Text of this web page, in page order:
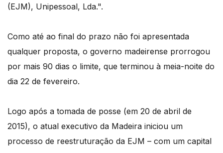
(EJM), Unipessoal, Lda.".
Como até ao final do prazo não foi apresentada
qualquer proposta, o governo madeirense prorrogou
por mais 90 dias o limite, que terminou à meia-noite do
dia 22 de fevereiro.
Logo após a tomada de posse (em 20 de abril de
2015), o atual executivo da Madeira iniciou um
processo de reestruturação da EJM – com um capital